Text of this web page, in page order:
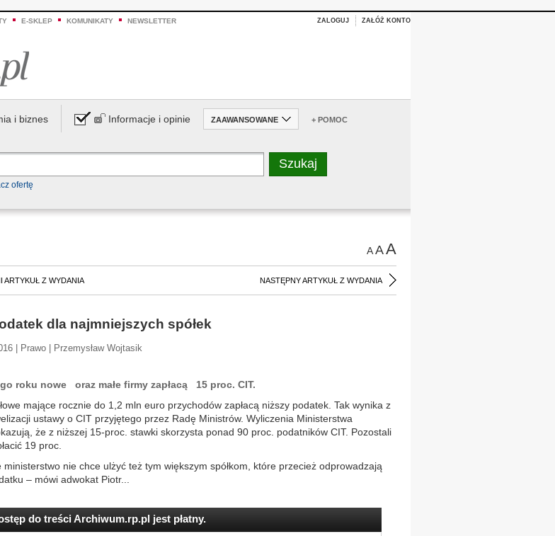
E-SKLEP KOMUNIKATY NEWSLETTER ZALOGUJ ZAŁÓŻ KONTO
i biznes Informacje i opinie ZAAWANSOWANE + POMOC
ofertę
AAA
ARTYKUŁ Z WYDANIA NASTĘPNY ARTYKUŁ Z WYDANIA
dla najmniejszych spółek
| Prawo | Przemysław Wojtasik
roku nowe oraz małe firmy zapłacą 15 proc. CIT.
mające rocznie do 1,2 mln euro przychodów zapłacą niższy podatek. Tak wynika z
ustawy o CIT przyjętego przez Radę Ministrów. Wyliczenia Ministerstwa
że z niższej 15-proc. stawki skorzysta ponad 90 proc. podatników CIT. Pozostali
19 proc.
ministerstwo nie chce ulżyć też tym większym spółkom, które przecież odprowadzają
– mówi adwokat Piotr...
do treści Archiwum.rp.pl jest płatny.